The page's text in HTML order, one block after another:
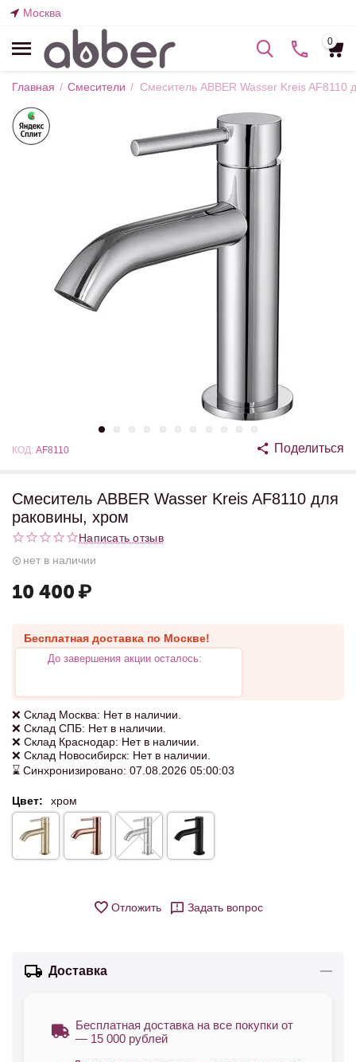
Москва
0
Главная / Смесители / Смеситель ABBER Wasser Kreis AF8110
КОД: AF8110 Поделиться
Смеситель ABBER Wasser Kreis AF8110 для
раковины, хром
Написать отзыв
нет в наличии
10 400 ₽
Бесплатная доставка по Москве!
До завершения акции осталось:
❌ Склад Москва: Нет в наличии.
❌ Склад СПБ: Нет в наличии.
❌ Склад Краснодар: Нет в наличии.
❌ Склад Новосибирск: Нет в наличии.
⌛ Синхронизировано: 07.08.2026 05:00:03
Цвет: хром
Отложить Задать вопрос
Доставка
Бесплатная доставка на все покупки от
— 15 000 рублей